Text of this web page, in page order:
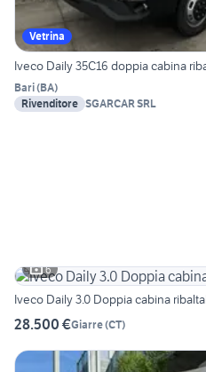
Vetrina
Iveco Daily 35C16 doppia cabina
Bari(BA)
Rivenditore SGARCAR SRL
6
Iveco Daily 3.0 Doppia cabina
28.500 €Giarre(CT)